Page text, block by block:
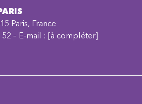
Paris, France
– E-mail : [à compléter]